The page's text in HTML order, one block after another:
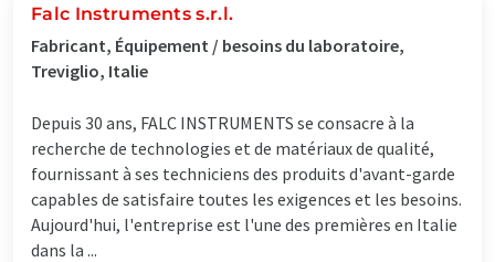
Falc Instruments s.r.l.
Fabricant, Équipement / besoins du laboratoire,
Treviglio, Italie
Depuis 30 ans, FALC INSTRUMENTS se consacre à la
recherche de technologies et de matériaux de qualité,
fournissant à ses techniciens des produits d'avant-garde
capables de satisfaire toutes les exigences et les besoins.
Aujourd'hui, l'entreprise est l'une des premières en Italie
dans la ...